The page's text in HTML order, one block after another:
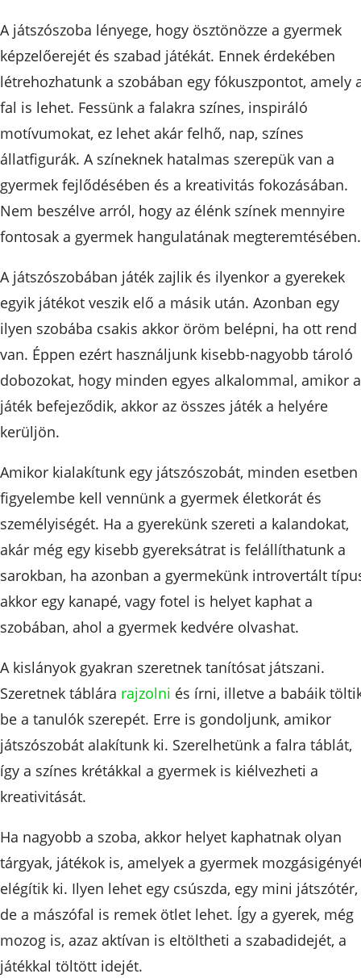
A játszószoba lényege, hogy ösztönözze a gyermek
képzelőerejét és szabad játékát. Ennek érdekében
létrehozhatunk a szobában egy fókuszpontot, amely
fal is lehet. Fessünk a falakra színes, inspiráló
motívumokat, ez lehet akár felhő, nap, színes
állatfigurák. A színeknek hatalmas szerepük van a
gyermek fejlődésében és a kreativitás fokozásában.
Nem beszélve arról, hogy az élénk színek mennyire
fontosak a gyermek hangulatának megteremtésében.
A játszószobában játék zajlik és ilyenkor a gyerekek
egyik játékot veszik elő a másik után. Azonban egy
ilyen szobába csakis akkor öröm belépni, ha ott rend
van. Éppen ezért használjunk kisebb-nagyobb tároló
dobozokat, hogy minden egyes alkalommal, amikor a
játék befejeződik, akkor az összes játék a helyére
kerüljön.
Amikor kialakítunk egy játszószobát, minden esetben
figyelembe kell vennünk a gyermek életkorát és
személyiségét. Ha a gyerekünk szereti a kalandokat,
akár még egy kisebb gyereksátrat is felállíthatunk a
sarokban, ha azonban a gyermekünk introvertált
akkor egy kanapé, vagy fotel is helyet kaphat a
szobában, ahol a gyermek kedvére olvashat.
A kislányok gyakran szeretnek tanítósat játszani.
Szeretnek táblára rajzolni és írni, illetve a babáik
be a tanulók szerepét. Erre is gondoljunk, amikor
játszószobát alakítunk ki. Szerelhetünk a falra táblát,
így a színes krétákkal a gyermek is kiélvezheti a
kreativitását.
Ha nagyobb a szoba, akkor helyet kaphatnak olyan
tárgyak, játékok is, amelyek a gyermek
elégítik ki. Ilyen lehet egy csúszda, egy mini játszótér,
de a mászófal is remek ötlet lehet. Így a gyerek, még
mozog is, azaz aktívan is eltöltheti a szabadidejét, a
játékkal töltött idejét.